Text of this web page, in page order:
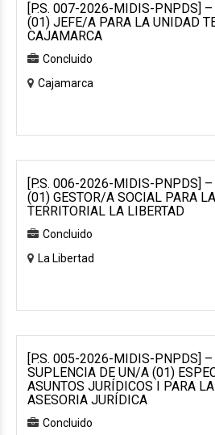
[P.S. 007-2026-MIDIS-PNPDS] –
(01) JEFE/A PARA LA UNIDAD
CAJAMARCA
Concluido
Cajamarca
[P.S. 006-2026-MIDIS-PNPDS] –
(01) GESTOR/A SOCIAL PARA
TERRITORIAL LA LIBERTAD
Concluido
La Libertad
[P.S. 005-2026-MIDIS-PNPDS] –
SUPLENCIA DE UN/A (01)
ASUNTOS JURÍDICOS I PARA
ASESORIA JURÍDICA
Concluido